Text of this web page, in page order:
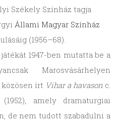
Székely Színház tagja
Állami Magyar Színház
(1956–68).
1947-ben mutatta be a
Marosvásárhelyen
írt Vihar a havason c.
amely dramaturgiai
de nem tudott szabadulni a